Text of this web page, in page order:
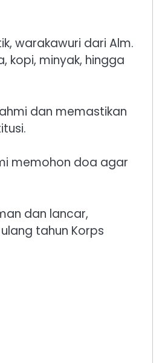
warakawuri dari Alm.
kopi, minyak, hingga
dan memastikan
memohon doa agar
dan lancar,
tahun Korps